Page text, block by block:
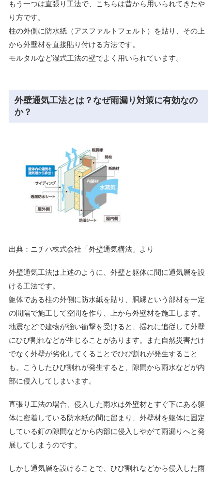
もう一つは直張り工法で、こちらは昔から用いられてきたや
り方です。
柱の外側に防水紙（アスファルトフェルト）を貼り、その上
から外壁材を直接貼り付ける方法です。
モルタルなど湿式工法の壁でよく用いられています。
外壁通気工法とは？なぜ雨漏り対策に有効なの
か？
出典：ニチハ株式会社「外壁通気構法」より
外壁通気工法は上述のように、外壁と躯体に間に通気層を設
ける工法です。
躯体である柱の外側に防水紙を貼り、胴縁という部材を一定
の間隔で施工して空間を作り、上から外壁材を施工します。
地震などで建物が強い衝撃を受けると、揺れに追従して外壁
にひび割れなどが生じることがあります。また自然災害だけ
でなく外壁が劣化してくることでひび割れが発生すること
も。こうしたひび割れが発生すると、隙間から雨水などが内
部に侵入してしまいます。
直張り工法の場合、侵入した雨水は外壁材とすぐ下にある躯
体に密着している防水紙の間に留まり、外壁材を躯体に固定
している釘の隙間などから内部に侵入しやがて雨漏りへと発
展してしまうのです。
しかし通気層を設けることで、ひび割れなどから侵入した雨